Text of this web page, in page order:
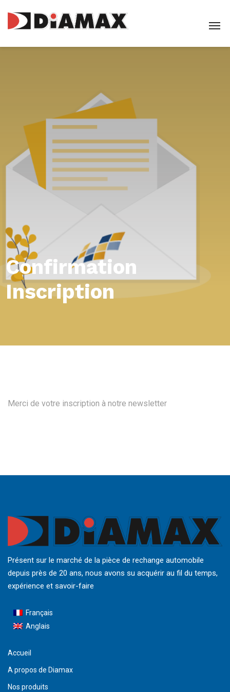
Confirmation
Inscription
Merci de votre inscription à notre newsletter
Présent sur le marché de la pièce de rechange automobile
depuis près de 20 ans, nous avons su acquérir au fil du temps,
expérience et savoir-faire
Français
Anglais
Accueil
A propos de Diamax
Nos produits